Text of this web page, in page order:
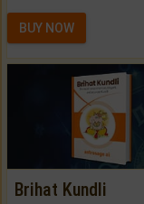
BUY NOW
Brihat Kundli